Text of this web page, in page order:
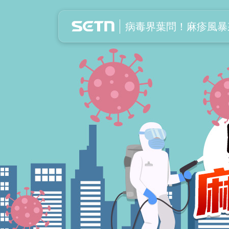
病毒界葉問！麻疹風暴來襲
病毒界葉問！麻疹風